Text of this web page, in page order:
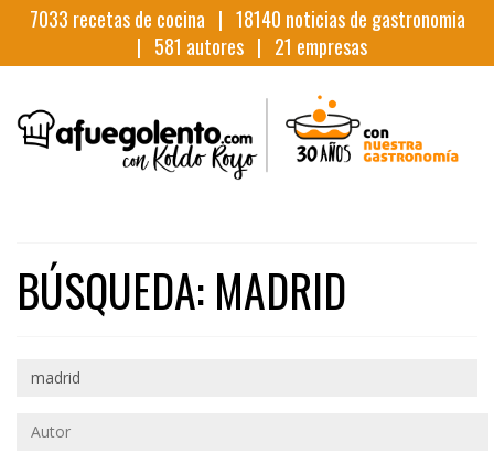
7033 recetas de cocina | 18140 noticias de gastronomia
| 581 autores | 21 empresas
BÚSQUEDA: MADRID